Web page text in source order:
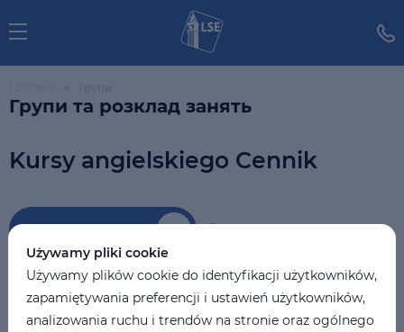
Групи та розклад занять
Kursy angielskiego Cennik
Фільтр
Список курсів порожній
Używamy pliki cookie
Używamy plików cookie do identyfikacji użytkowników,
zapamiętywania preferencji i ustawień użytkowników,
analizowania ruchu i trendów na stronie oraz ogólnego